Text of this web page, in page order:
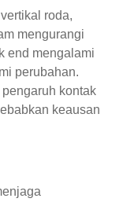
roda,
mengurangi
end mengalami
perubahan.
kontak
keausan